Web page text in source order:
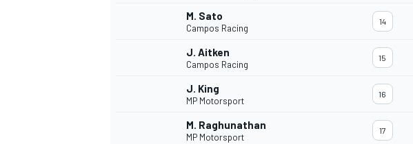
M. Sato
Campos Racing
14
J. Aitken
Campos Racing
15
J. King
MP Motorsport
16
M. Raghunathan
MP Motorsport
17